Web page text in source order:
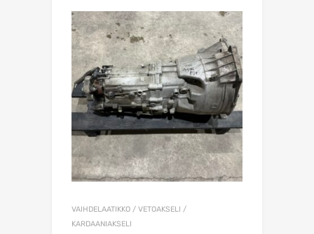
VAIHDELAATIKKO / VETOAKSELI /
KARDAANIAKSELI